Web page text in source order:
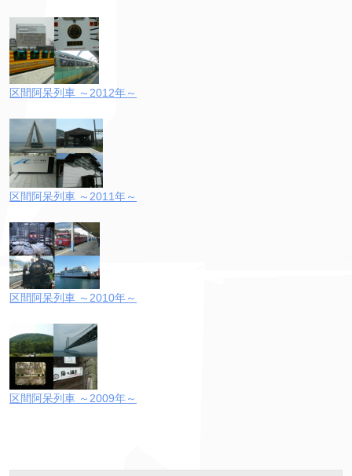
区間阿呆列車 ～2012年～
区間阿呆列車 ～2011年～
区間阿呆列車 ～2010年～
区間阿呆列車 ～2009年～